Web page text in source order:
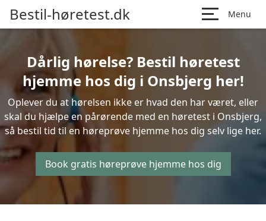
Bestil-høretest.dk Menu
Dårlig hørelse? Bestil høretest
hjemme hos dig i Onsbjerg her!
Oplever du at hørelsen ikke er hvad den har været, eller
skal du hjælpe en pårørende med en høretest i Onsbjerg,
så bestil tid til en høreprøve hjemme hos dig selv lige her.
Book gratis høreprøve hjemme hos dig